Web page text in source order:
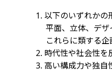
1. 以下のいずれかの
平面、立体、デザ
これらに類する企
2. 時代性や社会性を
3. 高い構成力や独自